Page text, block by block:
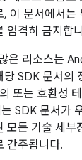
이 문서에서는
엄격히 금지합
은 리소스는
당 SDK 문서의
또는 호환성
SDK 문서가
모든 기술 세부
간주됩니다.